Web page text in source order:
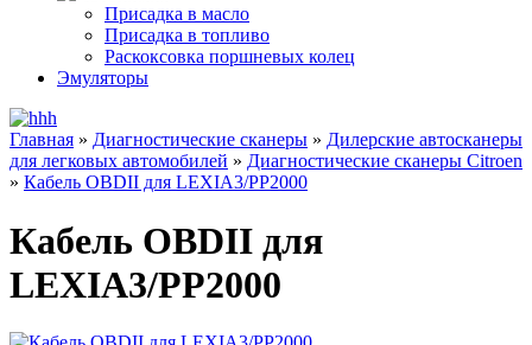
Присадка в масло
Присадка в топливо
Раскоксовка поршневых колец
Эмуляторы
Главная » Диагностические сканеры » Дилерские автосканеры
для легковых автомобилей » Диагностические сканеры Citroen
» Кабель OBDII для LEXIA3/PP2000
Кабель OBDII для
LEXIA3/PP2000